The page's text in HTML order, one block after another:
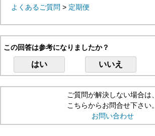
よくあるご質問 > 定期便
この回答は参考になりましたか？
はい いいえ
ご質問が解決しない場合は、
こちらからお問合せ下さい。
お問い合わせ